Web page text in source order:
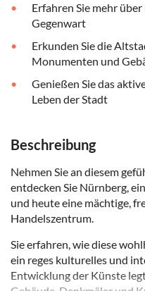
Erfahren Sie mehr
Gegenwart
Erkunden Sie die
Monumenten und
Genießen Sie das
Leben der Stadt
Beschreibung
Nehmen Sie an diesem
entdecken Sie Nürnberg,
und heute eine mächtige,
Handelszentrum.
Sie erfahren, wie diese
ein reges kulturelles und
Entwicklung der Künste